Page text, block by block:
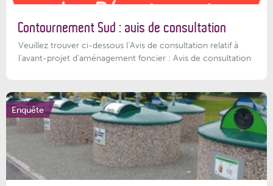
Contournement Sud : avis de consultation
Veuillez trouver ci-dessous l’Avis de consultation relatif à
l'avant-projet d'aménagement foncier : Avis de consultation
Enquête